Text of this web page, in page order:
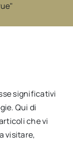
significativi
Qui di
che vi
visitare,